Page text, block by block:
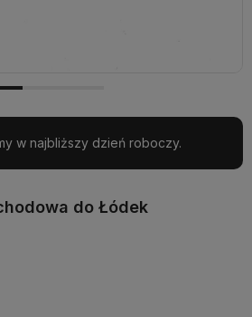
w najbliższy dzień roboczy.
do Łódek